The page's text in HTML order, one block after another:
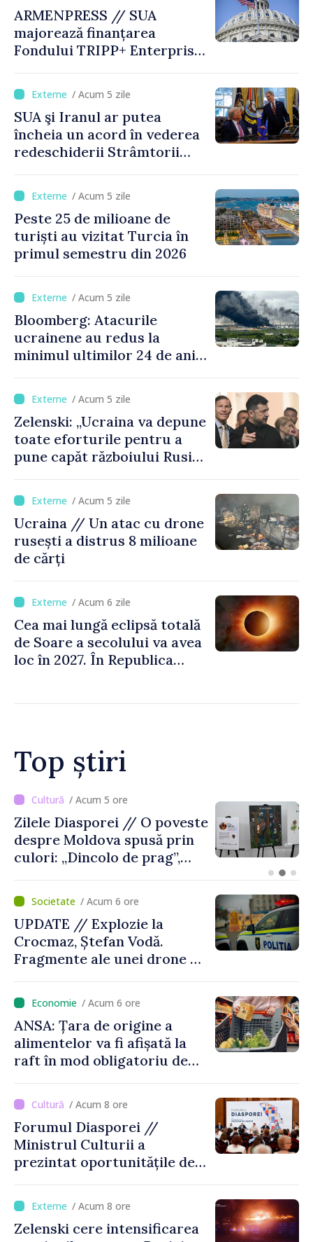
ARMENPRESS // SUA
majorează finanțarea
Fondului TRIPP+ Enterprise
milioane de dolari
/ Acum 5 zile
SUA şi Iranul ar putea
încheia un acord în vederea
redeschiderii Strâmtorii
anunţă secretarul american
al Trezoreriei
/ Acum 5 zile
Peste 25 de milioane de
turiști au vizitat Turcia în
primul semestru din 2026
/ Acum 5 zile
Bloomberg: Atacurile
ucrainene au redus la
minimul ultimilor 24 de ani
Rusia
/ Acum 5 zile
Zelenski: „Ucraina va depune
toate eforturile pentru a
pune capăt războiului Rusiei
/ Acum 5 zile
Ucraina // Un atac cu drone
rusești a distrus 8 milioane
de cărți
/ Acum 6 zile
Cea mai lungă eclipsă totală
de Soare a secolului va avea
loc în 2027. În Republica
Top știri
/ Acum 5 ore
Zilele Diasporei // O poveste
despre Moldova spusă prin
culori: „Dincolo de prag”,
stabilită la Bruxelles
/ Acum 6 ore
UPDATE // Explozie la
Crocmaz, Ștefan Vodă.
Fragmente ale unei drone de
locului
/ Acum 6 ore
ANSA: Țara de origine a
alimentelor va fi afișată la
raft în mod obligatoriu de
riscă amenzi de zeci de mii
de lei de lei/ Acum 8 ore
Forumul Diasporei //
Ministrul Culturii a
prezintat oportunitățile de
culturale și mobilitatea
artiștilor/ Acum 8 ore
Zelenski cere intensificarea